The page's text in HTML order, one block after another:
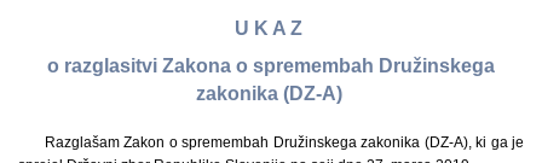
U K A Z
o razglasitvi Zakona o spremembah Družinskega
zakonika (DZ-A)
Razglašam Zakon o spremembah Družinskega zakonika (DZ-A), ki ga je